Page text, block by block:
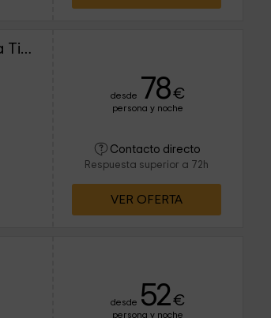
Apartamento Las Albarcas - Casa Tinuca
desde 78€
persona y noche
Contacto directo
Respuesta superior a 72h
VER OFERTA
desde 52€
persona y noche